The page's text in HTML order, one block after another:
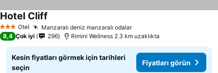
3 YıldızOtel Manzaralı deniz manzaralı odalar
Hotel Cliff
8,4 Çok iyi 296 Rimini Wellness 2.3 km uzaklıkta
Kesin fiyatları görmek için tarihleri
seçin
Fiyatları görün